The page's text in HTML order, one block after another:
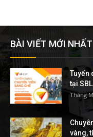
BÀI VIẾT MỚI NHẤT
Tuyển
tại
Tháng
vàng,